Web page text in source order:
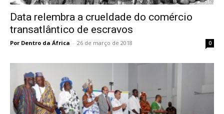
Data relembra a crueldade do comércio
transatlântico de escravos
Por Dentro da África - 26 de março de 2018 0